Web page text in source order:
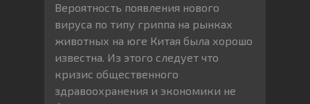
Вероятность появления нового
вируса по типу гриппа на рынках
животных на юге Китая была хорошо
известна. Из этого следует что
кризис общественного
здравоохранения и экономики не